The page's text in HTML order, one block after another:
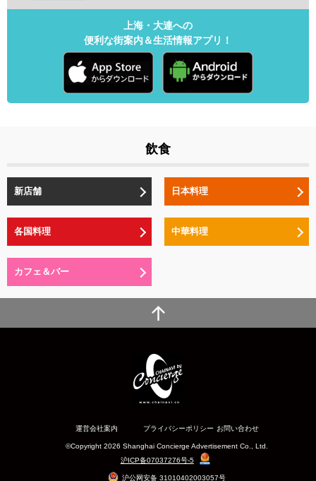
上海・大連への
便利な街案内＆生活情報アプリ！
飲食
新店舗 日本料理
各国料理 中華料理
カフェ＆バー
運営会社案内 プライバシーポリシー お問い合わせ
©Copyright 2026 Shanghai Concierge Advertisement Co., Ltd.
沪ICP备07037276号-5
沪公网安备 31010402003057号